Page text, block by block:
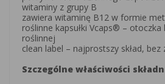
witaminy z grupy B
zawiera witaminę B12 w formie
roślinne kapsułki Vcaps® – otoczka
roślinnej
clean label – najprostszy skład,
Szczególne właściwości